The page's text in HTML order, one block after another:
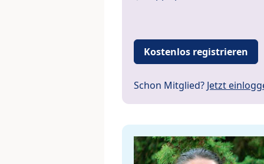
Kostenlos registrieren
Schon Mitglied? Jetzt